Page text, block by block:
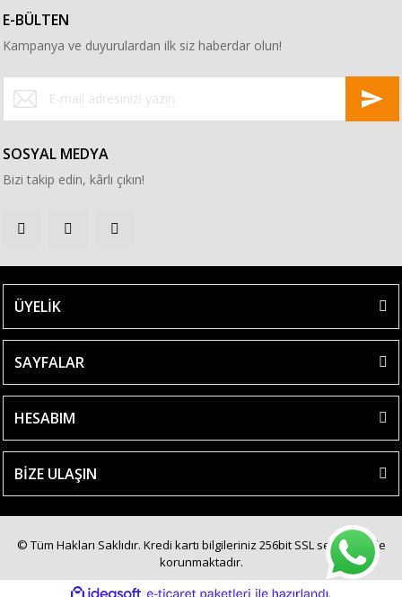
E-BÜLTEN
Kampanya ve duyurulardan ilk siz haberdar olun!
SOSYAL MEDYA
Bizi takip edin, kârlı çıkın!
ÜYELİK
SAYFALAR
HESABIM
BİZE ULAŞIN
© Tüm Hakları Saklıdır. Kredi kartı bilgileriniz 256bit SSL sertifikası ile
korunmaktadır.
ideasoft e-